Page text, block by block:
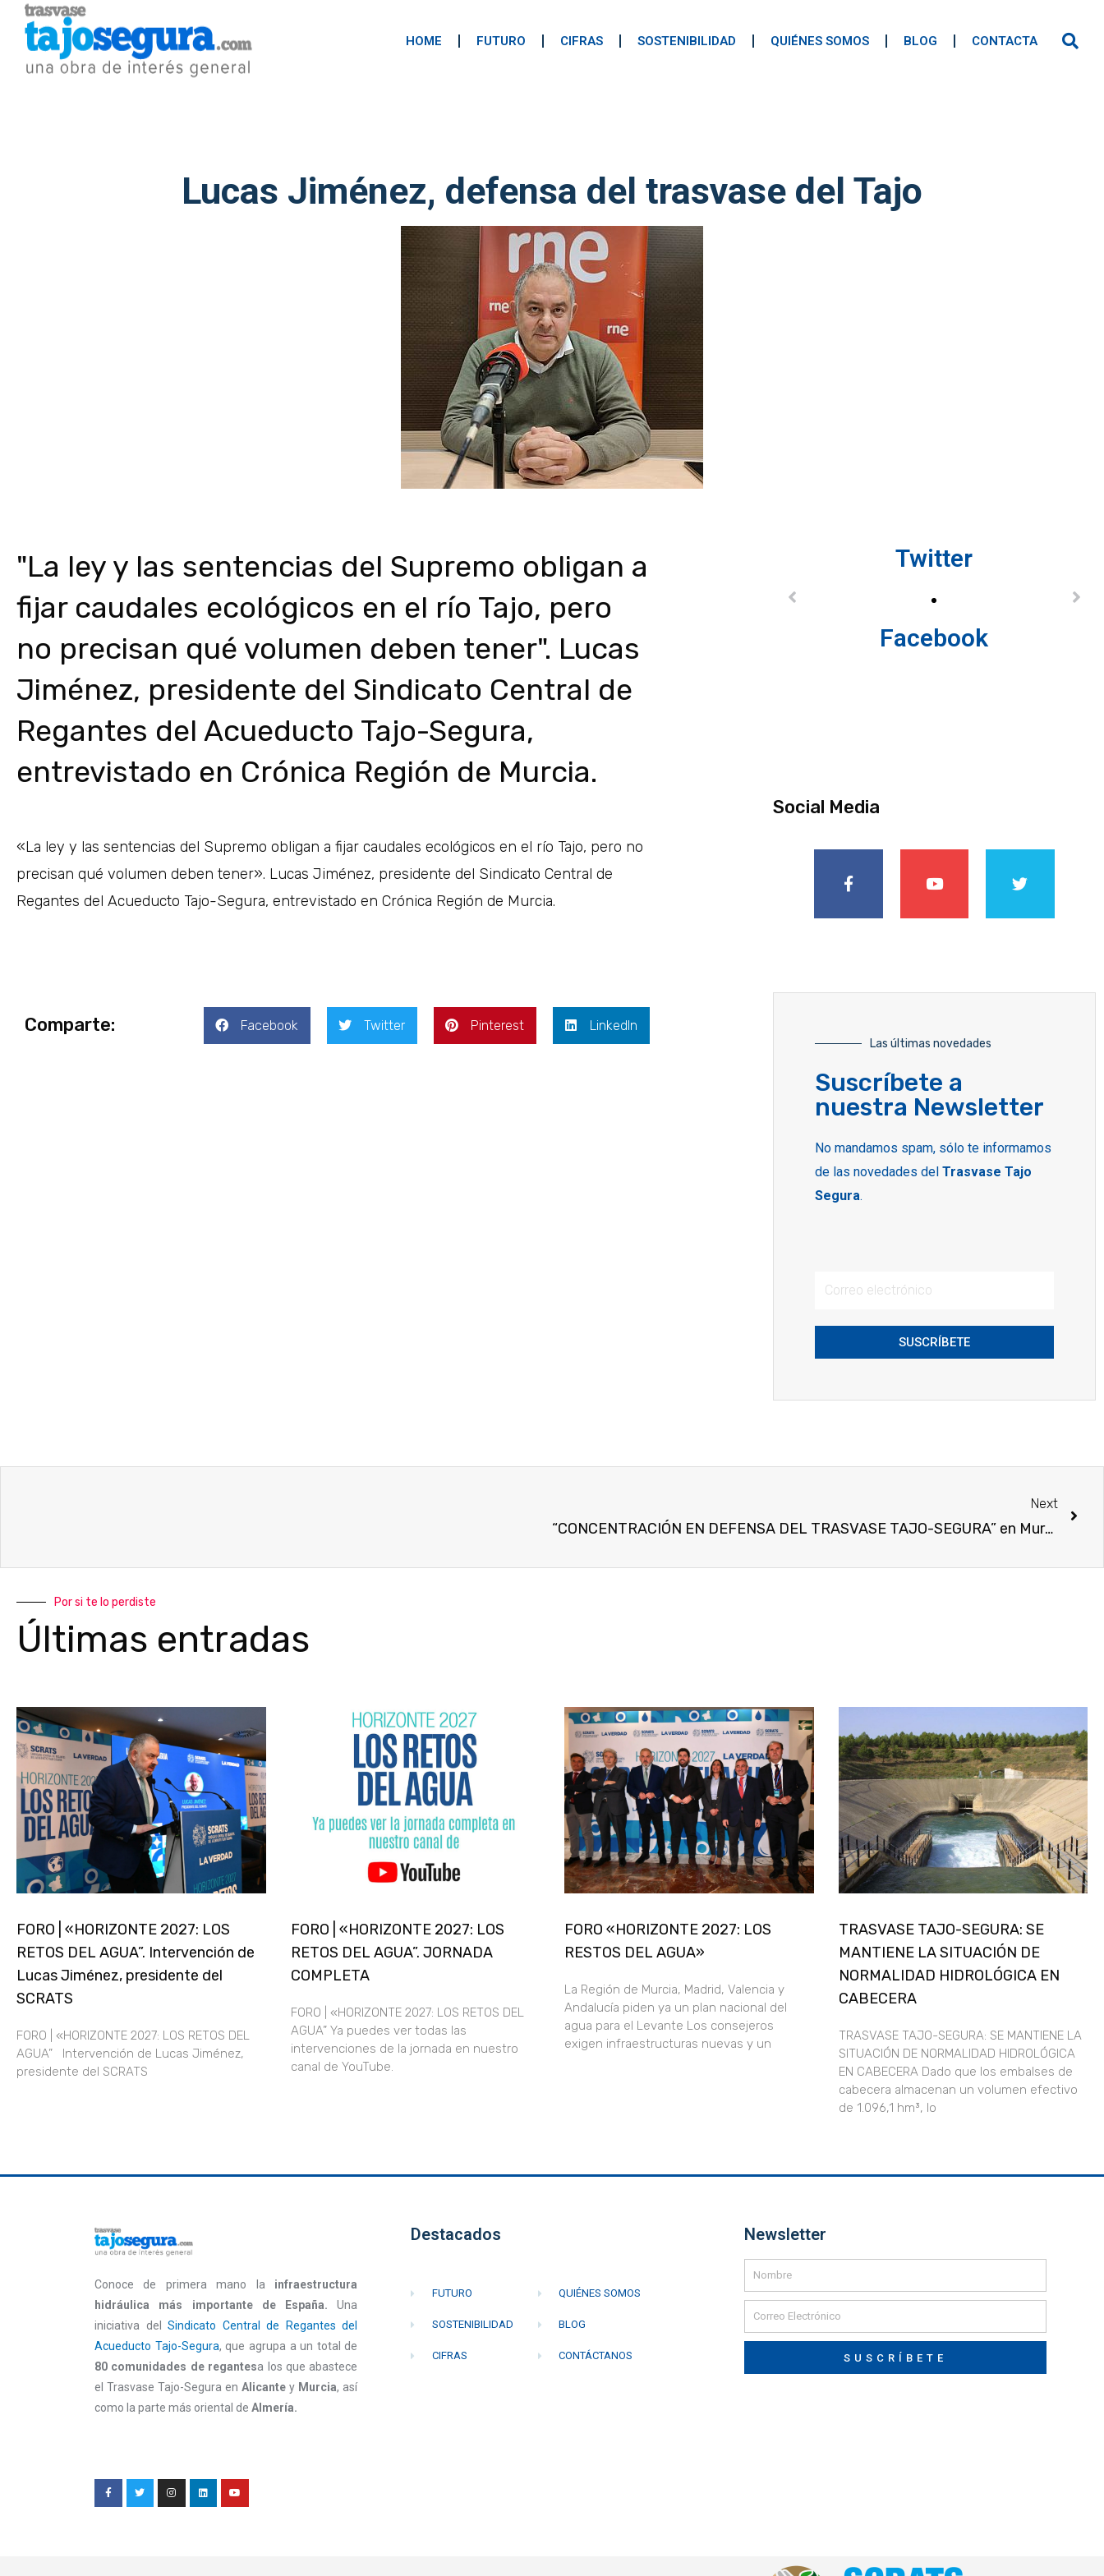
HOME FUTURO CIFRAS SOSTENIBILIDAD QUIÉNES SOMOS BLOG CONTACTA
Lucas Jiménez, defensa del trasvase del Tajo
"La ley y las sentencias del Supremo obligan a
fijar caudales ecológicos en el río Tajo, pero
no precisan qué volumen deben tener". Lucas
Jiménez, presidente del Sindicato Central de
Regantes del Acueducto Tajo-Segura,
entrevistado en Crónica Región de Murcia.
«La ley y las sentencias del Supremo obligan a fijar caudales ecológicos en el río Tajo, pero no
precisan qué volumen deben tener». Lucas Jiménez, presidente del Sindicato Central de
Regantes del Acueducto Tajo-Segura, entrevistado en Crónica Región de Murcia.
Comparte: Facebook Twitter Pinterest LinkedIn
Twitter
Facebook
Social Media
Las últimas novedades
Suscríbete a
nuestra Newsletter
No mandamos spam, sólo te informamos
de las novedades del Trasvase Tajo
Segura.
SUSCRÍBETE
Next
“CONCENTRACIÓN EN DEFENSA DEL TRASVASE TAJO-SEGURA” en Murcia
Por si te lo perdiste
Últimas entradas
FORO | «HORIZONTE 2027: LOS
RETOS DEL AGUA”. Intervención de
Lucas Jiménez, presidente del
SCRATS
FORO | «HORIZONTE 2027: LOS RETOS DEL
AGUA” Intervención de Lucas Jiménez,
presidente del SCRATS
FORO | «HORIZONTE 2027: LOS
RETOS DEL AGUA”. JORNADA
COMPLETA
FORO | «HORIZONTE 2027: LOS RETOS DEL
AGUA” Ya puedes ver todas las
intervenciones de la jornada en nuestro
canal de YouTube.
FORO «HORIZONTE 2027: LOS
RESTOS DEL AGUA»
La Región de Murcia, Madrid, Valencia y
Andalucía piden ya un plan nacional del
agua para el Levante Los consejeros
exigen infraestructuras nuevas y un
TRASVASE TAJO-SEGURA: SE
MANTIENE LA SITUACIÓN DE
NORMALIDAD HIDROLÓGICA EN
CABECERA
TRASVASE TAJO-SEGURA: SE MANTIENE LA
SITUACIÓN DE NORMALIDAD HIDROLÓGICA
EN CABECERA Dado que los embalses de
cabecera almacenan un volumen efectivo
de 1.096,1 hm³, lo
Conoce de primera mano la infraestructura
hidráulica más importante de España.Una
iniciativa delSindicato Central de Regantes del
Acueducto Tajo-Segura, que agrupa a un total de
80 comunidades de regantesa los que abastece
el Trasvase Tajo-Segura enAlicantey Murcia, así
como la parte más oriental de Almería.
Destacados
FUTURO
SOSTENIBILIDAD
CIFRAS
QUIÉNES SOMOS
BLOG
CONTÁCTANOS
Newsletter
SUSCRÍBETE